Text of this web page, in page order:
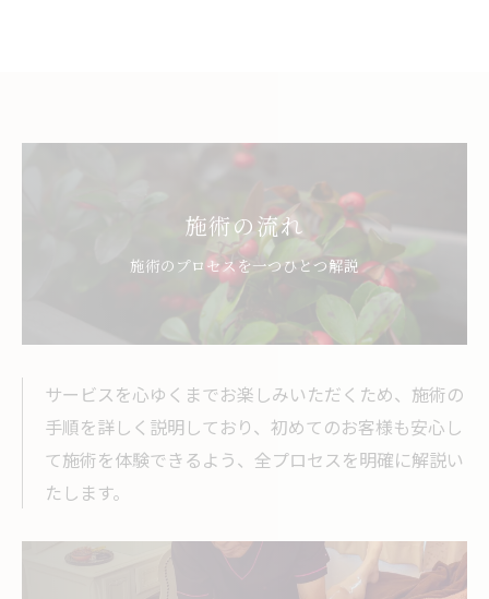
施術の流れ
施術のプロセスを一つひとつ解説
サービスを心ゆくまでお楽しみいただくため、施術の
手順を詳しく説明しており、初めてのお客様も安心し
て施術を体験できるよう、全プロセスを明確に解説い
たします。